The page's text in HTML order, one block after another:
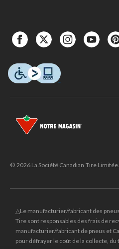
© 2026 La Société Canadian Tire
△Le manufacturier/fabricant des
Tire sont responsables des frais de
manufacturier/fabricant de pneus et
pour défrayer le coût de la collecte,